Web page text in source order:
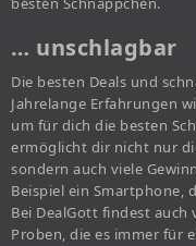
… unschlagbar
Die besten Deals und
Jahrelange Erfahrungen
um für dich die besten
ermöglicht dir nicht nur
sondern auch viele
Beispiel ein Smartphone,
Bei DealGott findest auch
Proben, die es immer für